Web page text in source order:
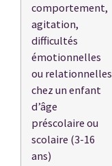
comportement,
agitation,
difficultés
émotionnelles
ou relationnelles
chez un enfant
d’âge
préscolaire ou
scolaire (3-16
ans)